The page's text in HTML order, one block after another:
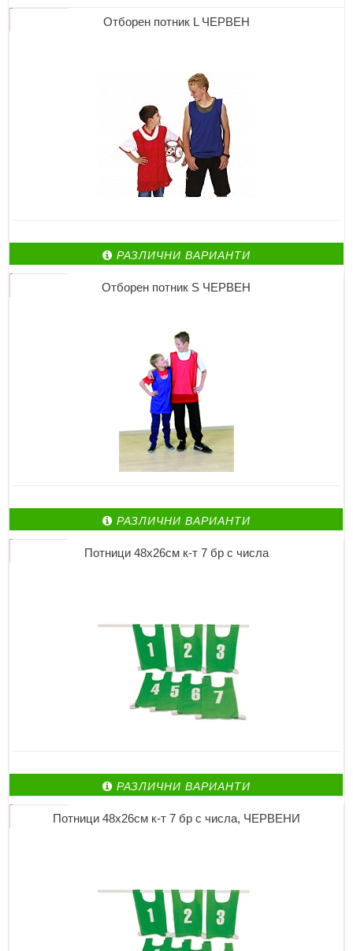
Отборен потник L ЧЕРВЕН
РАЗЛИЧНИ ВАРИАНТИ
Отборен потник S ЧЕРВЕН
РАЗЛИЧНИ ВАРИАНТИ
Потници 48х26см к-т 7 бр с числа
РАЗЛИЧНИ ВАРИАНТИ
Потници 48х26см к-т 7 бр с числа, ЧЕРВЕНИ